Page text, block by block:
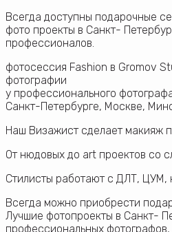
Всегда доступны подарочные
фото проекты в Санкт-
профессионалов.
фотосессия Fashion в Gromov
фотографии
у профессионального
Санкт-Петербурге, Москве,
Наш Визажист сделает макияж
От нюдовых до art проектов со
Стилисты работают с ДЛТ, ЦУМ,
Всегда можно приобрести
Лучшие фотопроекты в Санкт-
профессиональных фотографов,